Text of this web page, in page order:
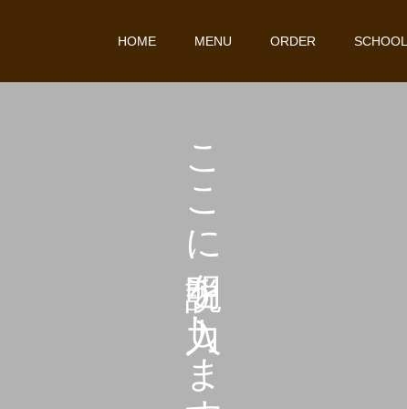
HOME MENU ORDER SCHOOL
こ
に
を
し
ま
す